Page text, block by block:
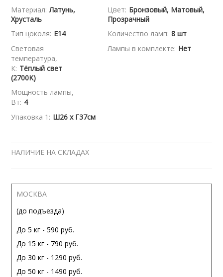
Материал: Латунь,
Хрусталь
Цвет: Бронзовый, Матовый,
Прозрачный
Тип цоколя: E14 Количество ламп: 8 шт
Световая
температура,
К: Тёплый свет
(2700K)
Лампы в комплекте: Нет
Мощность лампы,
Вт: 4
Упаковка 1: Ш26 x Г37см
НАЛИЧИЕ НА СКЛАДАХ
МОСКВА
(до подъезда)
До 5 кг - 590 руб.
До 15 кг - 790 руб.
До 30 кг - 1290 руб.
До 50 кг - 1490 руб.